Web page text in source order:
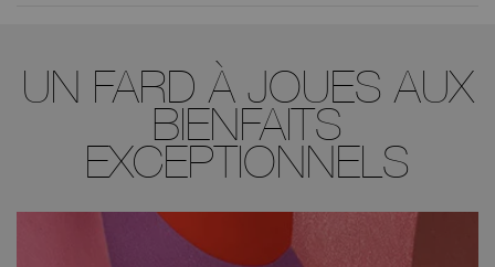
UN FARD À JOUES AUX
BIENFAITS
EXCEPTIONNELS